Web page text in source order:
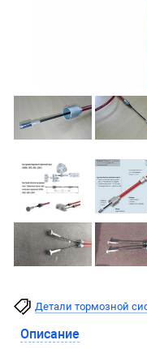
Детали тормозной
Описание